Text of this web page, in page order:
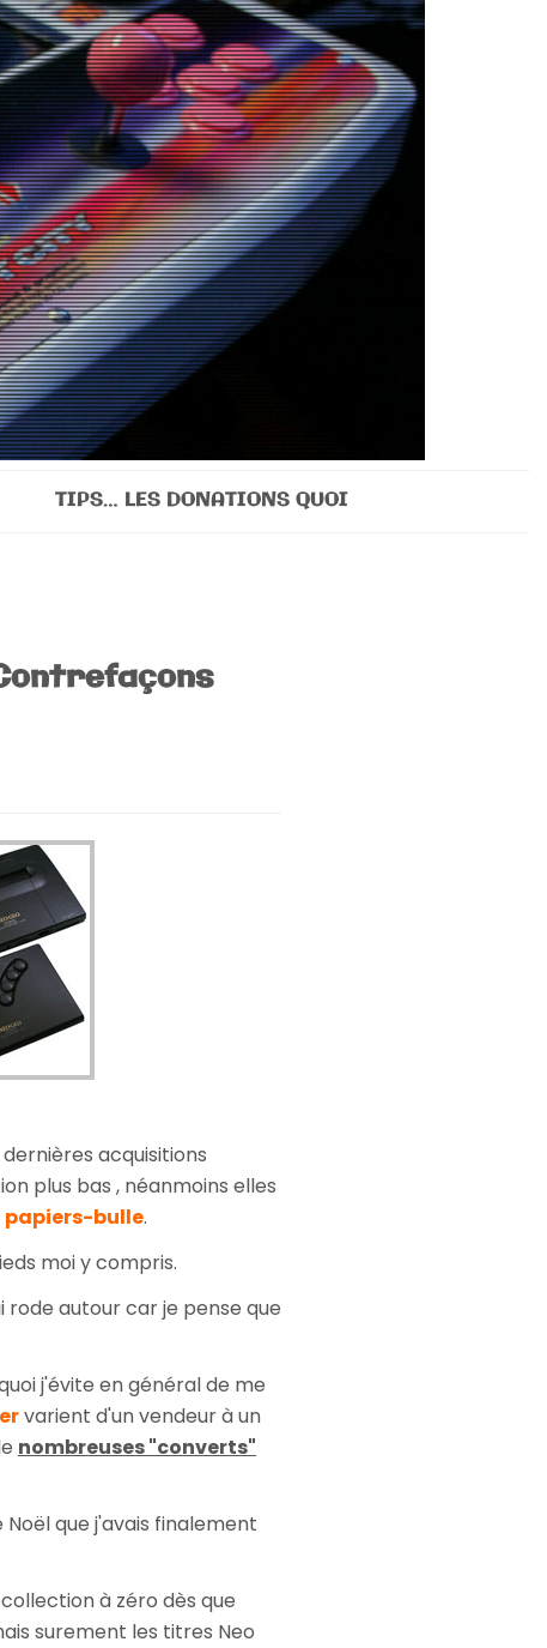
TIPS… LES DONATIONS QUOI
acquisitions
plus bas , néanmoins elles
papiers-bulle.
moi y compris.
rode autour car je pense que
j'évite en général de me
varient d'un vendeur à un
nombreuses "converts"
que j'avais finalement
à zéro dès que
surement les titres Neo